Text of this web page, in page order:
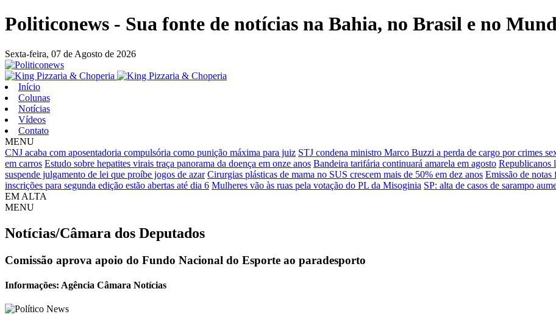
Politiconews - Sua fonte de notícias na Bahia, no Brasil e no
Sexta-feira, 07 de Agosto de 2026
Início
Colunas
Notícias
Vídeos
Contato
MENU
CNJ acaba com aposentadoria compulsória como punição máxima para juiz STJ condena ministro Marco Buzzi a perda de cargo por crimes
em carros Estudo sobre hepatites virais traça panorama da doença em onze anos Bandeira tarifária continuará amarela em agosto Republicanos
suspende julgamento de lei que proíbe jogos de azar Cirurgias plásticas de mama no SUS crescem mais de 50% em dez anos Emissão de notas
inscrições para segunda edição estão abertas até dia 6 Mulheres vão às ruas pela votação do PL da Misoginia SP: alta de casos de sarampo
EM ALTA
MENU
Notícias/Câmara dos Deputados
Comissão aprova apoio do Fundo Nacional do Esporte ao paradesporto
Informações: Agência Câmara Notícias